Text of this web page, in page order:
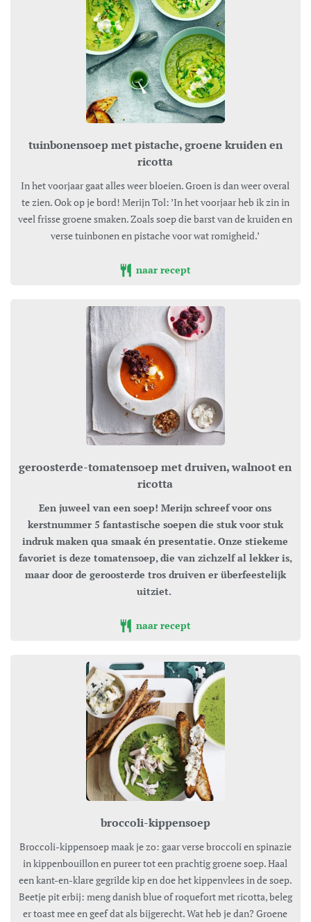
tuinbonensoep met pistache, groene kruiden en
ricotta
In het voorjaar gaat alles weer bloeien. Groen is dan weer overal
te zien. Ook op je bord! Merijn Tol: ’In het voorjaar heb ik zin in
veel frisse groene smaken. Zoals soep die barst van de kruiden en
verse tuinbonen en pistache voor wat romigheid.’
naar recept
geroosterde-tomatensoep met druiven, walnoot en
ricotta
Een juweel van een soep! Merijn schreef voor ons
kerstnummer 5 fantastische soepen die stuk voor stuk
indruk maken qua smaak én presentatie. Onze stiekeme
favoriet is deze tomatensoep, die van zichzelf al lekker is,
maar door de geroosterde tros druiven er überfeestelijk
uitziet.
naar recept
broccoli-kippensoep
Broccoli-kippensoep maak je zo: gaar verse broccoli en spinazie
in kippenbouillon en pureer tot een prachtig groene soep. Haal
een kant-en-klare gegrilde kip en doe het kippenvlees in de soep.
Beetje pit erbij: meng danish blue of roquefort met ricotta, beleg
er toast mee en geef dat als bijgerecht. Wat heb je dan? Groene